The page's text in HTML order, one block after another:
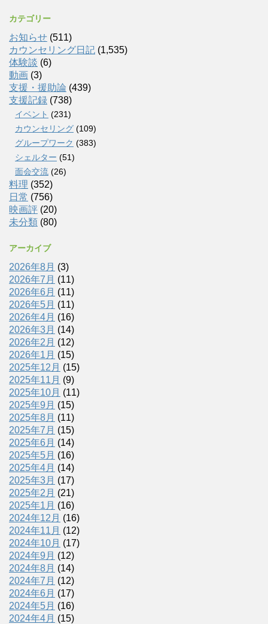
カテゴリー
お知らせ (511)
カウンセリング日記 (1,535)
体験談 (6)
動画 (3)
支援・援助論 (439)
支援記録 (738)
イベント (231)
カウンセリング (109)
グループワーク (383)
シェルター (51)
面会交流 (26)
料理 (352)
日常 (756)
映画評 (20)
未分類 (80)
アーカイブ
2026年8月 (3)
2026年7月 (11)
2026年6月 (11)
2026年5月 (11)
2026年4月 (16)
2026年3月 (14)
2026年2月 (12)
2026年1月 (15)
2025年12月 (15)
2025年11月 (9)
2025年10月 (11)
2025年9月 (15)
2025年8月 (11)
2025年7月 (15)
2025年6月 (14)
2025年5月 (16)
2025年4月 (14)
2025年3月 (17)
2025年2月 (21)
2025年1月 (16)
2024年12月 (16)
2024年11月 (12)
2024年10月 (17)
2024年9月 (12)
2024年8月 (14)
2024年7月 (12)
2024年6月 (17)
2024年5月 (16)
2024年4月 (15)